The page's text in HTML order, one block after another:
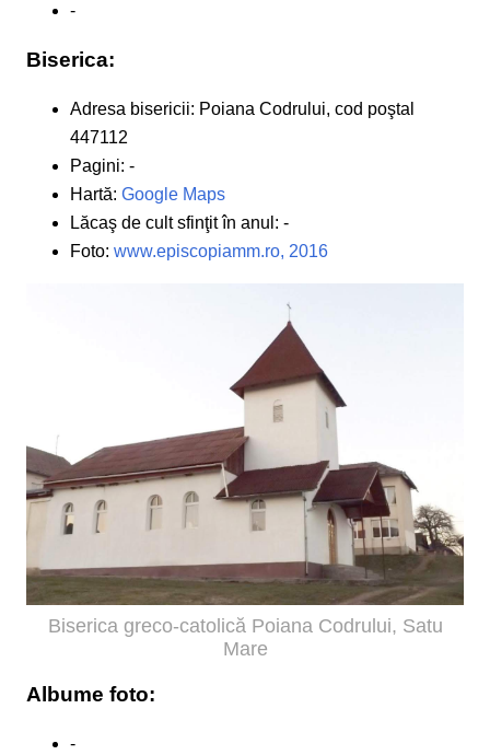
-
Biserica:
Adresa bisericii: Poiana Codrului, cod poştal
447112
Pagini: -
Hartă: Google Maps
Lăcaş de cult sfinţit în anul: -
Foto: www.episcopiamm.ro, 2016
Biserica greco-catolică Poiana Codrului, Satu
Mare
Albume foto:
-